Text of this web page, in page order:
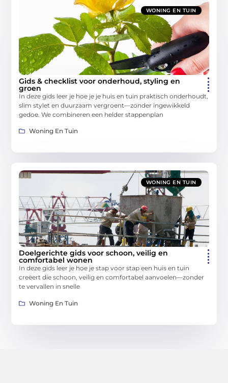
WONING EN TUIN
Gids & checklist voor onderhoud, styling en
groen
In deze gids leer je hoe je je huis en tuin praktisch onderhoudt,
slim stylet en duurzaam vergroent—zonder ingewikkeld
gedoe. We combineren een helder stappenplan
Woning En Tuin
WONING EN TUIN
Doelgerichte gids voor schoon, veilig en
comfortabel wonen
In deze gids leer je hoe je stap voor stap een huis en tuin
creëert die schoon, veilig en comfortabel aanvoelen—zonder
te vervallen in snelle
Woning En Tuin